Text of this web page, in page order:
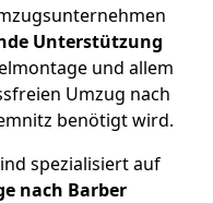
Unterstützung
und allem
Umzug nach
benötigt wird.
spezialisiert auf
nach Barber